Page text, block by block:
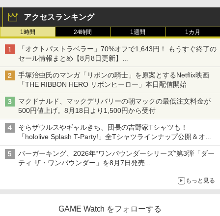
￥11,849
4
【純正品】DualSense ワイヤレスコン
トローラー ミッドナイト ブラック(CFI-
ZCT2J01)
￥10,737
【純正品】DualSense ワイヤレスコン
トローラー(CFI-ZCT2J)
￥10,737
￥8,020
【純正品】Xbox 充電式バッテリー + US
B-C ケーブル
￥2,618
5
【国内正規品】Thrustmaster スラスト
マスター TH8S シフター - PC、PS4、P
S5、PS5 Pro、Xbox One、Xbox Serie
s X|S 対応の高精度 H パターン シフター
￥14,141
3
劇場版「鬼滅の刃」無限城編 第一章 猗
窩座再来 通常版 [DVD]
￥3,523
4
劇場版「鬼滅の刃」無限城編 第一章 猗
窩座再来 完全生産限定版 [Blu-ray]
￥8,698
【Amazon.co.jp限定】劇場版モノノ怪
第三章 蛇神 (オリジナル特典:オリジナル
しイラストボード付) [DVD]
3
ファイアーエムブレム 万紫千紅 【Switc
￥8,470
【楽天ブックス限定特典+特典】ドラゴ
ンクエストモンスターズ4 枯れ木の国
のビアンカ・フローラ Switch2版(B2
タペストリー+【早期購入封入特典】冒
険スタートダッシュセット)
￥8,470
BEE-A-SD01A Switch2 microSDカード
対応 PS5 周辺機器 PS5 Pro 新型PS5
￥2,580
【新品】PS5 Dead by Daylight スペシ
ャルエディション 公式日本版【CERO:
Z】【メール便】
￥3,220
4
ソニーインタラクティブエンタテインメ
ント｜SIE グランツーリスモ7【PS5】
￥4,290
封入特典】10,000VC（ゲーム内通貨）
アクセスランキング
1時間 24時間 1週間 1カ月
「オクトパストラベラー」70%オフで1,643円！ もうすぐ終了の
セール情報まとめ【8月8日更新】
ニンテンドーeショップでは「大神 絶景版」が67%オフで990円
手塚治虫氏のマンガ「リボンの騎士」を原案とするNetflix映画
「THE RIBBON HERO リボンヒーロー」本日配信開始
マクドナルド、マックデリバリーの朝マックの最低注文料金が
500円値上げ。8月18日より1,500円から受付
そらザウルスやギャルきち、団長の吉野家Tシャツも！
「hololive Splash T-Party!」全Tシャツラインナップ公開＆オン
ライン販売開始
バーガーキング、2026年“ワンパウンダーシリーズ”第3弾「ダー
ティ ザ・ワンパウンダー」を8月7日発売
もっと見る
GAME Watch をフォローする